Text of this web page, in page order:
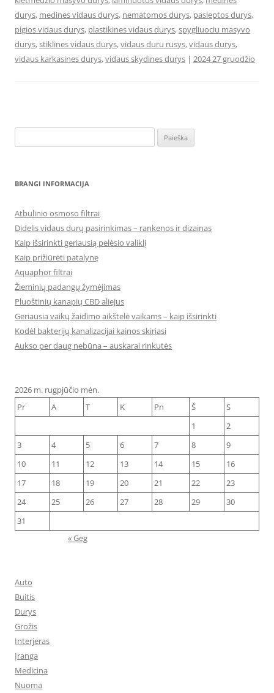
durys, medines vidaus durys, nematomos durys, pasleptos durys,
pigios vidaus durys, plastikines vidaus durys,spygliuociu masyvo
durys,stiklines vidaus durys,vidaus duru rusys,vidaus durys,
vidaus karkasines durys,vidaus skydines durys | 2024 27 gruodžio
BRANGI INFORMACIJA
Atbulinio osmoso filtrai
Didelis vidaus durų pasirinkimas – rankenos ir dizainas
Kaip išsirinkti geriausią pelėsio valiklį
Kaip prižiūrėti patalynę
Aquaphor filtrai
Žieminių padangų žymėjimas
Pluoštinių kanapių CBD aliejus
Geriausia vaikų žaidimo aikštelė vaikams – kaip išsirinkti
Kodėl bakterijų kanalizacijai kainos skiriasi
Aukso per daug nebūna – auskarai rinkutės
2026 m. rugpjūčio mėn.
Pr
A T K Pn Š
S
1
2
3
4 5 6 7 8
9
10
11 12 13 14 15
16
17
18 19 20 21 22
23
24
25 26 27 28 29
30
31
« Geg
Auto
Buitis
Durys
Grožis
Interjeras
Įranga
Medicina
Nuoma